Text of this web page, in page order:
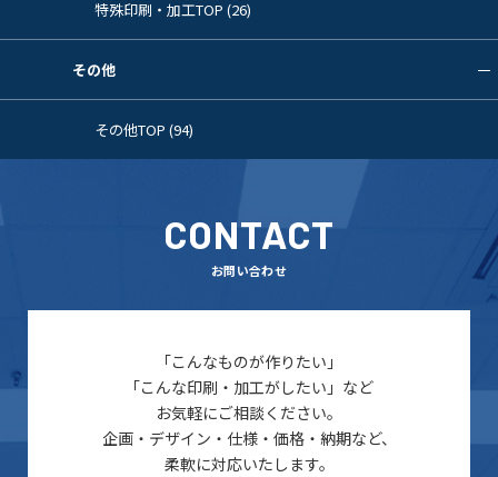
特殊印刷・加工TOP (26)
その他
その他TOP (94)
CONTACT
お問い合わせ
「こんなものが作りたい」
「こんな印刷・加工がしたい」など
お気軽にご相談ください。
企画・デザイン・仕様・価格・納期など、
柔軟に対応いたします。